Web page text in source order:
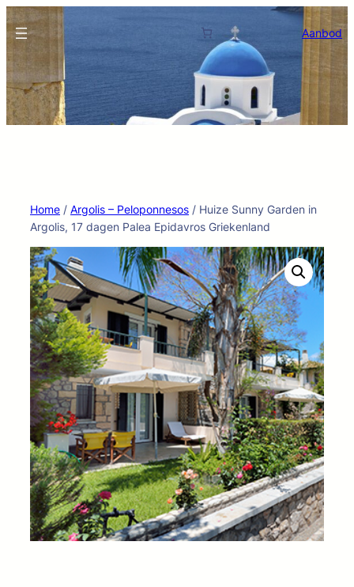
Ga
naar
de
inhoud
Aanbod
Home / Argolis – Peloponnesos / Huize Sunny Garden in
Argolis, 17 dagen Palea Epidavros Griekenland